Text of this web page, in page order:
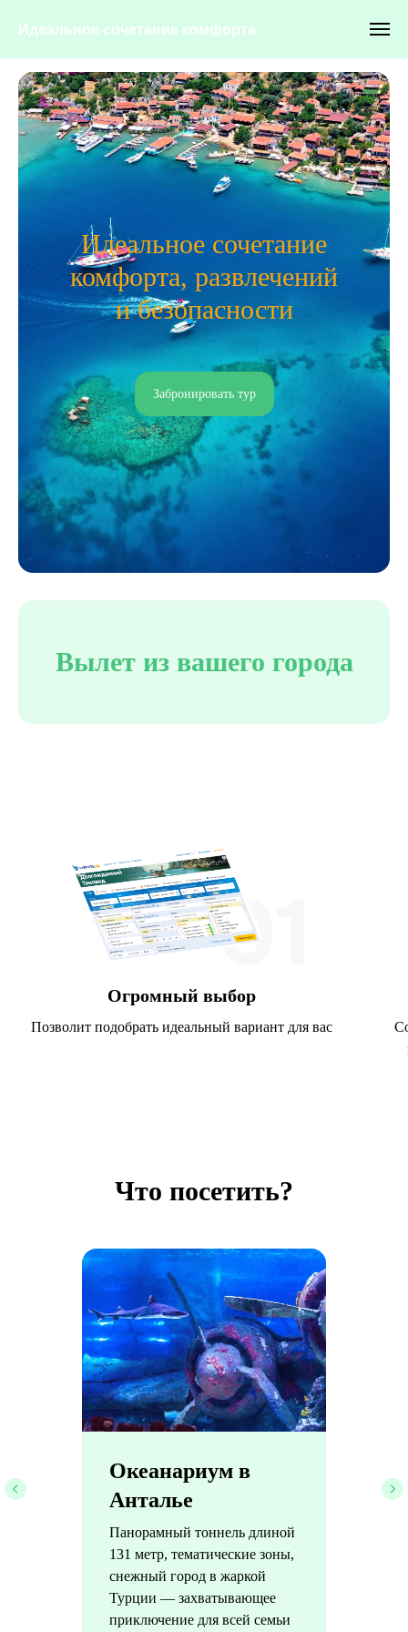
Идеальное сочетание комфорта
Идеальное сочетание
комфорта, развлечений
и безопасности
Забронировать тур
Вылет из вашего города
Огромный выбор
Позволит подобрать идеальный вариант для вас
Что посетить?
Океанариум в
Анталье
Панорамный тоннель длиной
131 метр, тематические зоны,
снежный город в жаркой
Турции — захватывающее
приключение для всей семьи